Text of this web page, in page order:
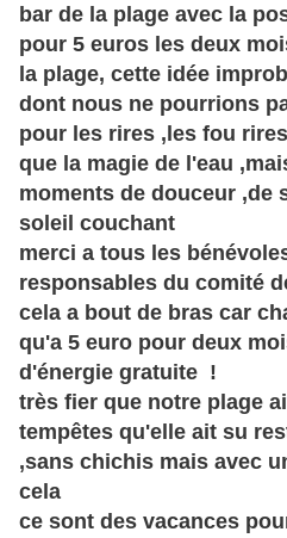
bar de la plage avec la
pour 5 euros les deux
la plage, cette idée
dont nous ne pourrions
pour les rires ,les fou
que la magie de l'eau
moments de douceur ,de
soleil couchant
merci a tous les
responsables du comité
cela a bout de bras car
qu'a 5 euro pour deux
d'énergie gratuite !
très fier que notre plage
tempêtes qu'elle ait su
,sans chichis mais avec
cela
ce sont des vacances